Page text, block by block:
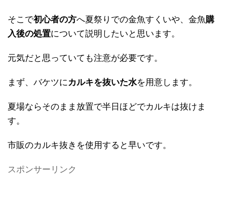
そこで初心者の方へ夏祭りでの金魚すくいや、金魚購
入後の処置について説明したいと思います。
元気だと思っていても注意が必要です。
まず、バケツにカルキを抜いた水を用意します。
夏場ならそのまま放置で半日ほどでカルキは抜けま
す。
市販のカルキ抜きを使用すると早いです。
スポンサーリンク